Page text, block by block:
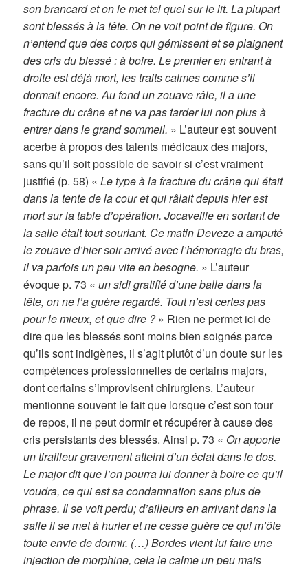
son brancard et on le met tel quel sur le lit. La plupart
sont blessés à la tête. On ne voit point de figure. On
n’entend que des corps qui gémissent et se plaignent
des cris du blessé : à boire. Le premier en entrant à
droite est déjà mort, les traits calmes comme s’il
dormait encore. Au fond un zouave râle, il a une
fracture du crâne et ne va pas tarder lui non plus à
entrer dans le grand sommeil. » L’auteur est souvent
acerbe à propos des talents médicaux des majors,
sans qu’il soit possible de savoir si c’est vraiment
justifié (p. 58) «Le type à la fracture du crâne qui était
dans la tente de la cour et qui râlait depuis hier est
mort sur la table d’opération. Jocaveille en sortant de
la salle était tout souriant. Ce matin Deveze a amputé
le zouave d’hier soir arrivé avec l’hémorragie du bras,
il va parfois un peu vite en besogne. » L’auteur
évoque p. 73 «un sidi gratifié d’une balle dans la
tête, on ne l’a guère regardé. Tout n’est certes pas
pour le mieux, et que dire ?» Rien ne permet ici de
dire que les blessés sont moins bien soignés parce
qu’ils sont indigènes, il s’agit plutôt d’un doute sur les
compétences professionnelles de certains majors,
dont certains s’improvisent chirurgiens. L’auteur
mentionne souvent le fait que lorsque c’est son tour
de repos, il ne peut dormir et récupérer à cause des
cris persistants des blessés. Ainsi p. 73 « On apporte
un tirailleur gravement atteint d’un éclat dans le dos.
Le major dit que l’on pourra lui donner à boire ce qu’il
voudra, ce qui est sa condamnation sans plus de
phrase. Il se voit perdu; d’ailleurs en arrivant dans la
salle il se met à hurler et ne cesse guère ce qui m’ôte
toute envie de dormir. (…) Bordes vient lui faire une
injection de morphine, cela le calme un peu mais